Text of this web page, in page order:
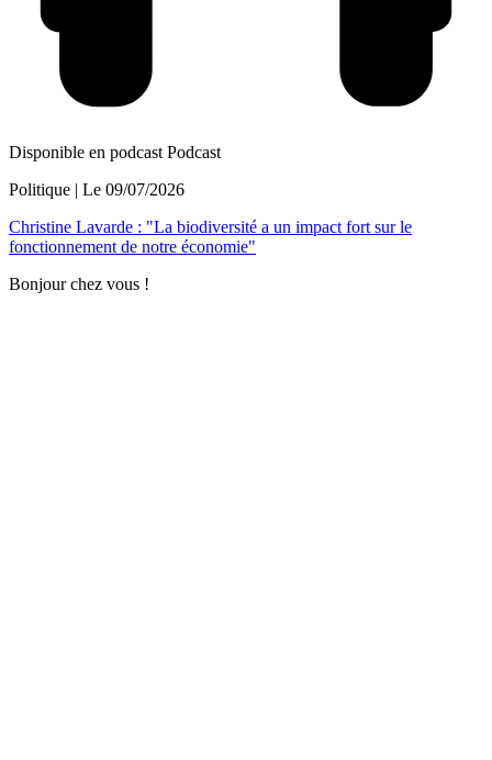
Disponible en podcast Podcast
Politique | Le 09/07/2026
Christine Lavarde : "La biodiversité a un impact fort sur le
fonctionnement de notre économie"
Bonjour chez vous !